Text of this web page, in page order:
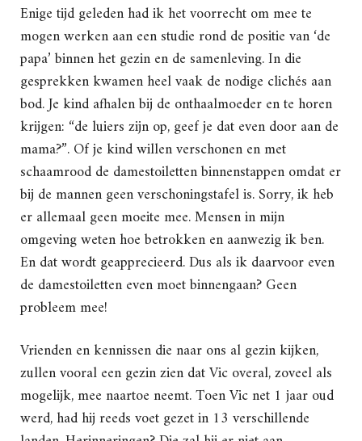
Enige tijd geleden had ik het voorrecht om mee te
mogen werken aan een studie rond de positie van ‘de
papa’ binnen het gezin en de samenleving. In die
gesprekken kwamen heel vaak de nodige clichés aan
bod. Je kind afhalen bij de onthaalmoeder en te horen
krijgen: “de luiers zijn op, geef je dat even door aan de
mama?”. Of je kind willen verschonen en met
schaamrood de damestoiletten binnenstappen omdat er
bij de mannen geen verschoningstafel is. Sorry, ik heb
er allemaal geen moeite mee. Mensen in mijn
omgeving weten hoe betrokken en aanwezig ik ben.
En dat wordt geapprecieerd. Dus als ik daarvoor even
de damestoiletten even moet binnengaan? Geen
probleem mee!
Vrienden en kennissen die naar ons al gezin kijken,
zullen vooral een gezin zien dat Vic overal, zoveel als
mogelijk, mee naartoe neemt. Toen Vic net 1 jaar oud
werd, had hij reeds voet gezet in 13 verschillende